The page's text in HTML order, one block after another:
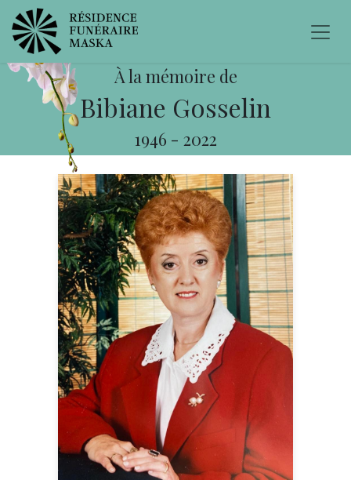
À la mémoire de
Bibiane Gosselin
1946 - 2022